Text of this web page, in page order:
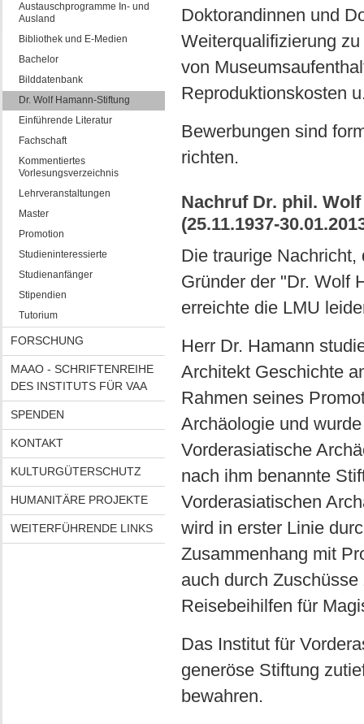
Austauschprogramme In- und
Ausland
Bibliothek und E-Medien
Bachelor
Bilddatenbank
Dr. Wolf Hamann-Stiftung
Einführende Literatur
Fachschaft
Kommentiertes
Vorlesungsverzeichnis
Lehrveranstaltungen
Master
Promotion
Studieninteressierte
Studienanfänger
Stipendien
Tutorium
FORSCHUNG
MAAO - SCHRIFTENREIHE
DES INSTITUTS FÜR VAA
SPENDEN
KONTAKT
KULTURGÜTERSCHUTZ
HUMANITÄRE PROJEKTE
WEITERFÜHRENDE LINKS
Doktorandinnen und
Weiterqualifizierung
von
Reproduktionskosten
Bewerbungen sind
richten.
Nachruf Dr. phil.
(25.11.1937-
Die traurige
Gründer der "Dr. Wolf
erreichte die LMU
Herr Dr. Hamann
Architekt Geschichte
Rahmen seines
Archäologie und
Vorderasiatische
nach ihm benannte
Vorderasiatischen
wird in erster Linie
Zusammenhang mit
auch durch
Reisebeihilfen für
Das Institut für
generöse Stiftung
bewahren.